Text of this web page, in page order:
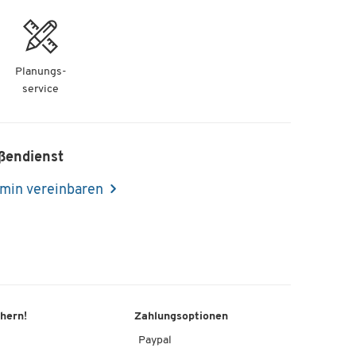
Planungs-
service
vereinbaren
Zahlungsoptionen
Paypal